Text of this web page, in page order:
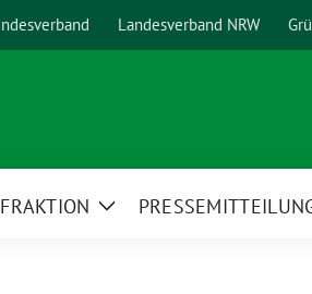
Landesverband NRW
FRAKTION
Zeige